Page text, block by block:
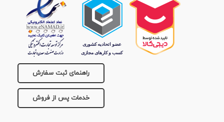
راهنمای ثبت سفارش
خدمات پس از فروش